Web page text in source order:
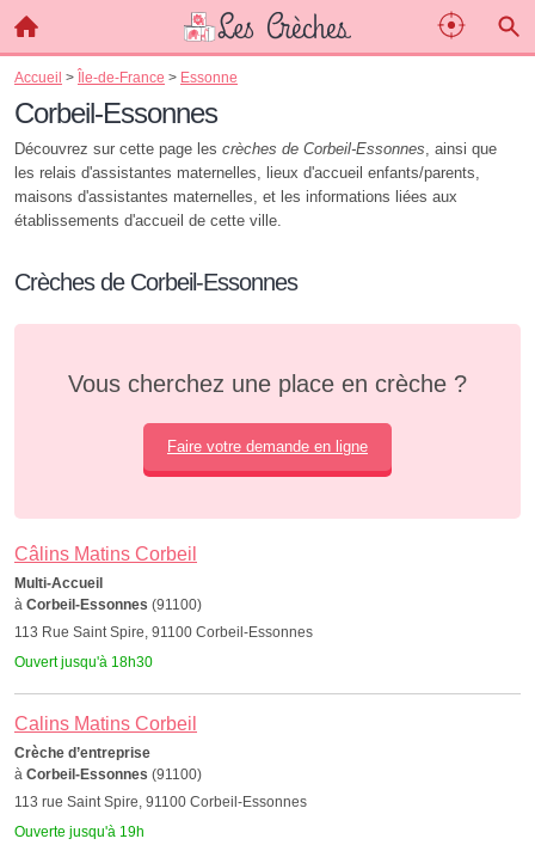
Accueil > Île-de-France > Essonne
Corbeil-Essonnes
Découvrez sur cette page les crèches de Corbeil-Essonnes, ainsi que
les relais d'assistantes maternelles, lieux d'accueil enfants/parents,
maisons d'assistantes maternelles, et les informations liées aux
établissements d'accueil de cette ville.
Crèches de Corbeil-Essonnes
Vous cherchez une place en crèche ?
Faire votre demande en ligne
Câlins Matins Corbeil
Multi-Accueil
à Corbeil-Essonnes (91100)
113 Rue Saint Spire, 91100 Corbeil-Essonnes
Ouvert jusqu'à 18h30
Calins Matins Corbeil
Crèche d’entreprise
à Corbeil-Essonnes (91100)
113 rue Saint Spire, 91100 Corbeil-Essonnes
Ouverte jusqu'à 19h